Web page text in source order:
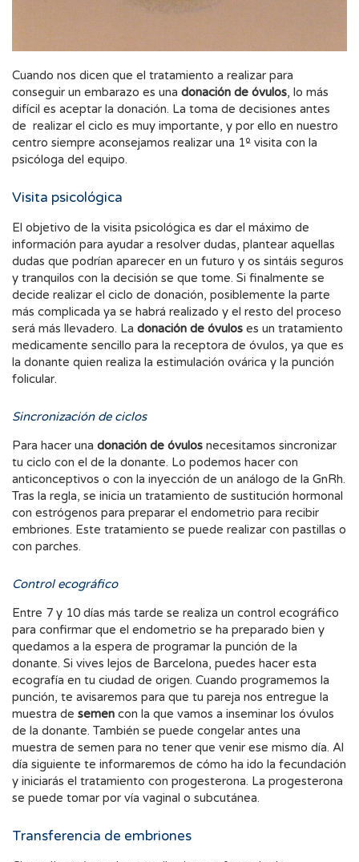
Cuando nos dicen que el tratamiento a realizar para
conseguir un embarazo es una donación de óvulos, lo más
difícil es aceptar la donación. La toma de decisiones antes
de realizar el ciclo es muy importante, y por ello en nuestro
centro siempre aconsejamos realizar una 1º visita con la
psicóloga del equipo.
Visita psicológica
El objetivo de la visita psicológica es dar el máximo de
información para ayudar a resolver dudas, plantear aquellas
dudas que podrían aparecer en un futuro y os sintáis seguros
y tranquilos con la decisión se que tome. Si finalmente se
decide realizar el ciclo de donación, posiblemente la parte
más complicada ya se habrá realizado y el resto del proceso
será más llevadero. La donación de óvulos es un tratamiento
medicamente sencillo para la receptora de óvulos, ya que es
la donante quien realiza la estimulación ovárica y la punción
folicular.
Sincronización de ciclos
Para hacer una donación de óvulos necesitamos sincronizar
tu ciclo con el de la donante. Lo podemos hacer con
anticonceptivos o con la inyección de un análogo de la GnRh.
Tras la regla, se inicia un tratamiento de sustitución hormonal
con estrógenos para preparar el endometrio para recibir
embriones. Este tratamiento se puede realizar con pastillas o
con parches.
Control ecográfico
Entre 7 y 10 días más tarde se realiza un control ecográfico
para confirmar que el endometrio se ha preparado bien y
quedamos a la espera de programar la punción de la
donante. Si vives lejos de Barcelona, puedes hacer esta
ecografía en tu ciudad de origen. Cuando programemos la
punción, te avisaremos para que tu pareja nos entregue la
muestra de semen con la que vamos a inseminar los óvulos
de la donante. También se puede congelar antes una
muestra de semen para no tener que venir ese mismo día. Al
día siguiente te informaremos de cómo ha ido la fecundación
y iniciarás el tratamiento con progesterona. La progesterona
se puede tomar por vía vaginal o subcutánea.
Transferencia de embriones